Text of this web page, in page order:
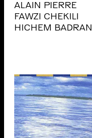
ALAIN PIERRE
FAWZI CHEKILI
HICHEM BADRANI